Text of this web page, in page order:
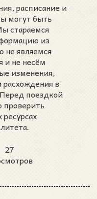
расписание и
могут быть
стараемся
из
не являемся
и не несём
изменения,
в
поездкой
27